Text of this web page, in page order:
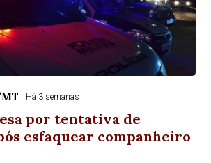
Há 3 semanas
por tentativa de
esfaquear companheiro